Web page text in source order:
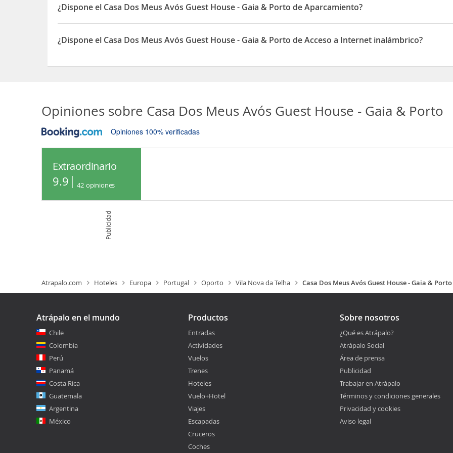
¿Dispone el Casa Dos Meus Avós Guest House - Gaia & Porto de Aparcamiento?
Sí, el Casa Dos Meus Avós Guest House - Gaia & Porto dispone de Aparcamiento
¿Dispone el Casa Dos Meus Avós Guest House - Gaia & Porto de Acceso a Internet inalámbrico?
Opiniones sobre Casa Dos Meus Avós Guest House - Gaia & Porto
Opiniones 100% verificadas
Extraordinario
9.9 42 opiniones
Publicidad
Atrapalo.com Hoteles Europa Portugal Oporto Vila Nova da Telha Casa Dos Meus Avós Guest House - Gaia & Porto
Atrápalo en el mundo
Chile
Colombia
Perú
Panamá
Costa Rica
Guatemala
Argentina
México
Productos
Entradas
Actividades
Vuelos
Trenes
Hoteles
Vuelo+Hotel
Viajes
Escapadas
Cruceros
Coches
Sobre nosotros
¿Qué es Atrápalo?
Atrápalo Social
Área de prensa
Publicidad
Trabajar en Atrápalo
Términos y condiciones generales
Privacidad y cookies
Aviso legal